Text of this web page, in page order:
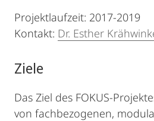
Projektlaufzeit: 2017-2019
Kontakt: Dr. Esther
Ziele
Das Ziel des FOKUS-
von fachbezogenen,